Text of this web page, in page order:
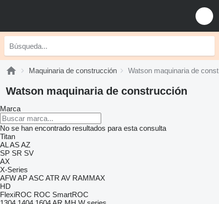
Maquinaria de construcción Watson maquinaria de
Watson maquinaria de construcción
Marca
No se han encontrado resultados para esta consulta
Titan
ALASAZ
SP SR SV
AX
X-Series
AFWAPASC ATR AV RAMMAX
HD
FlexiROC ROC SmartROC